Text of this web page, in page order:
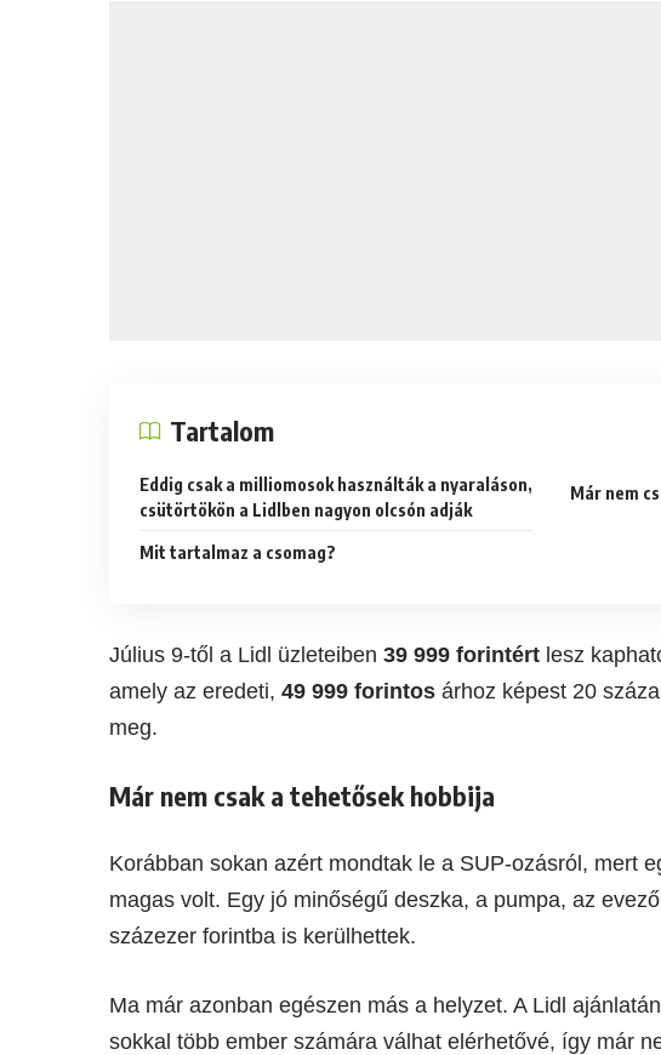
Tartalom
Eddig csak a milliomosok használták a nyaraláson,
csütörtökön a Lidlben nagyon olcsón adják
Már nem
Mit tartalmaz a csomag?
Július 9-től a Lidl üzleteiben39 999 forintért lesz
amely az eredeti,49 999 forintos árhoz képest 20
meg.
Már nem csak a tehetősek hobbija
Korábban sokan azért mondtak le a SUP-ozásról, mert
magas volt. Egy jó minőségű deszka, a pumpa, az
százezer forintba is kerülhettek.
Ma már azonban egészen más a helyzet. A Lidl
sokkal több ember számára válhat elérhetővé, így már